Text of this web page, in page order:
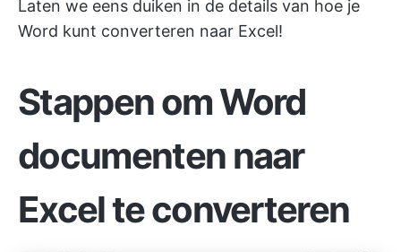
Laten we eens duiken in de details van hoe je
Word kunt converteren naar Excel!
Stappen om Word
documenten naar
Excel te converteren